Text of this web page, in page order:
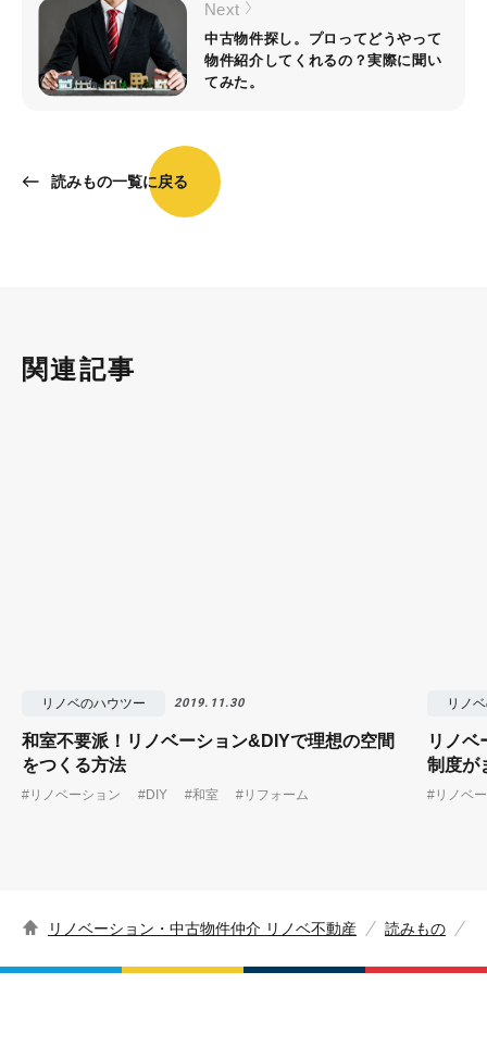
読みもの一覧に戻る
Next
中古物件探し。プロってどうやって
物件紹介してくれるの？実際に聞い
てみた。
関連記事
リノベのハウツー 2019.11.30
和室不要派！リノベーション&DIYで理想の空間
をつくる方法
#リノベーション #DIY #和室 #リフォーム
リノ
リノベ
制度が
#リノベ
リノベーション・中古物件仲介 リノベ不動産 読みもの